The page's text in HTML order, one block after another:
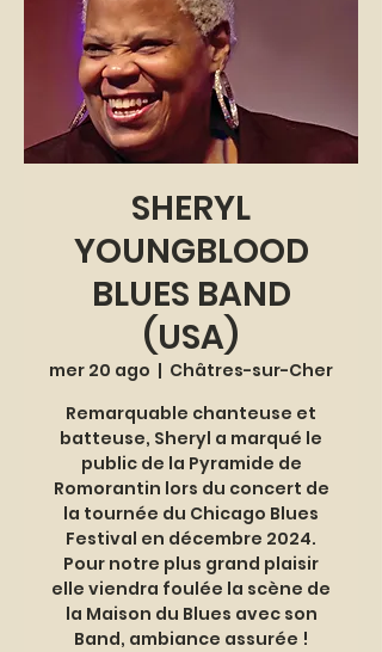
SHERYL
YOUNGBLOOD
BLUES BAND
(USA)
mer 20 ago
  |
Châtres-sur-Cher
Remarquable chanteuse et
batteuse, Sheryl a marqué le
public de la Pyramide de
Romorantin lors du concert de
la tournée du Chicago Blues
Festival en décembre 2024.
Pour notre plus grand plaisir
elle viendra foulée la scène de
la Maison du Blues avec son
Band, ambiance assurée !